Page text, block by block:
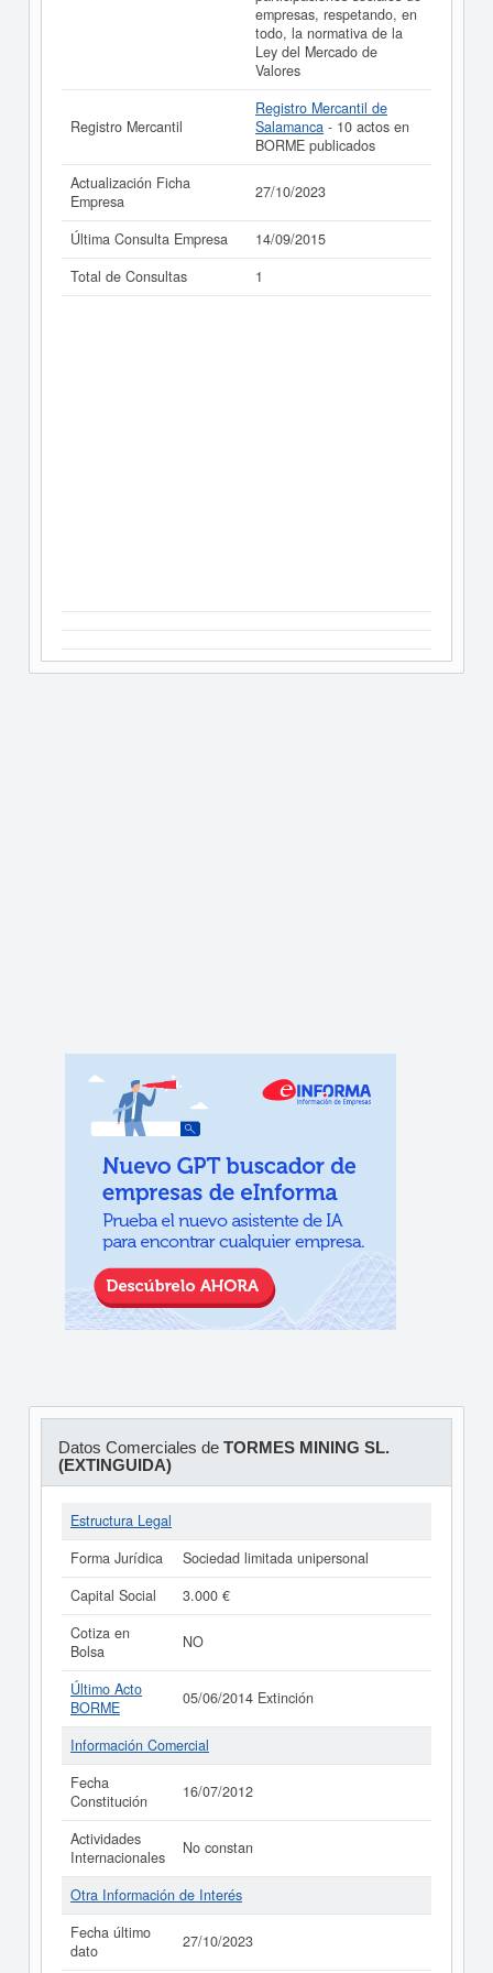
empresas, respetando, en
todo, la normativa de la
Ley del Mercado de
Valores
Registro Mercantil
Registro Mercantil de
Salamanca - 10 actos en
BORME publicados
Actualización Ficha
Empresa
27/10/2023
Última Consulta Empresa
14/09/2015
Total de Consultas
1
Datos Comerciales de TORMES MINING SL.
(EXTINGUIDA)
Estructura Legal
Forma Jurídica
Sociedad limitada unipersonal
Capital Social
3.000 €
Cotiza en
Bolsa
NO
Último Acto
BORME
05/06/2014 Extinción
Información Comercial
Fecha
Constitución
16/07/2012
Actividades
Internacionales
No constan
Otra Información de Interés
Fecha último
dato
27/10/2023